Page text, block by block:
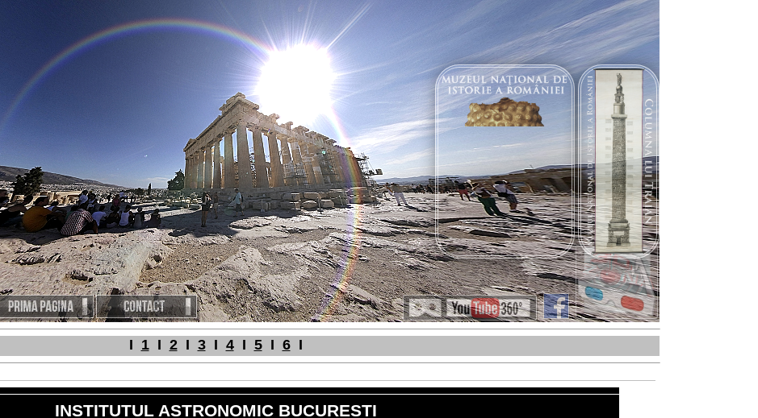
INSTITUTUL ASTRONOMIC BUCURESTI